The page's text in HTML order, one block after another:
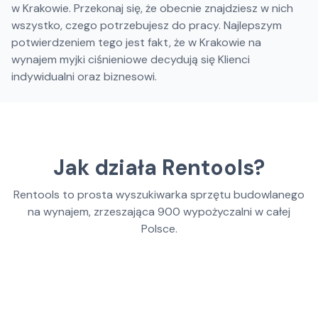
w Krakowie. Przekonaj się, że obecnie znajdziesz w nich
wszystko, czego potrzebujesz do pracy. Najlepszym
potwierdzeniem tego jest fakt, że w Krakowie na
wynajem myjki ciśnieniowe decydują się Klienci
indywidualni oraz biznesowi.
Jak działa Rentools?
Rentools to prosta wyszukiwarka sprzętu budowlanego
na wynajem, zrzeszająca 900 wypożyczalni w całej
Polsce.